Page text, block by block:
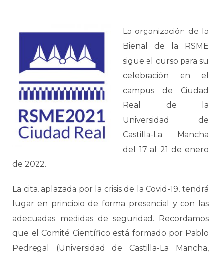
La organización de la
Bienal de la RSME
sigue el curso para su
celebración en el
campus de Ciudad
Real de la
Universidad de
Castilla-La Mancha
del 17 al 21 de enero
de 2022.
La cita, aplazada por la crisis de la Covid-19, tendrá
lugar en principio de forma presencial y con las
adecuadas medidas de seguridad. Recordamos
que el Comité Científico está formado por Pablo
Pedregal (Universidad de Castilla-La Mancha,